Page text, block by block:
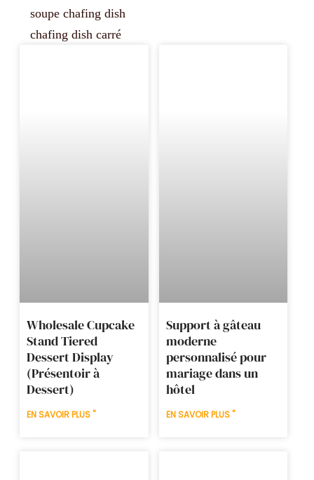
soupe chafing dish
chafing dish carré
Wholesale Cupcake
Stand Tiered
Dessert Display
(Présentoir à
Dessert)
EN SAVOIR PLUS "
Support à gâteau
moderne
personnalisé pour
mariage dans un
hôtel
EN SAVOIR PLUS "